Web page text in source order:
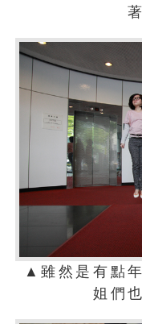
▲雖然是有點
姐們